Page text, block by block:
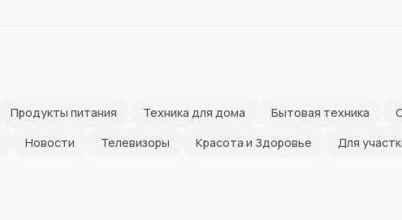
Продукты питания Техника для дома Бытовая техника
Новости Телевизоры Красота и Здоровье Для